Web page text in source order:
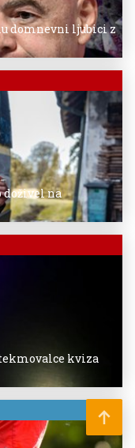
domnevni ljubici z
doživel na
kviza